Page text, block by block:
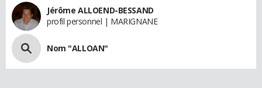
Jérôme ALLOEND-BESSAND
profil personnel | MARIGNANE
Nom "ALLOAN"